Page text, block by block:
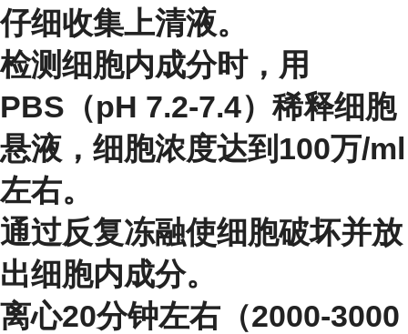
仔细收集上清液。
检测细胞内成分时，用
PBS（pH 7.2-7.4）稀释细胞
悬液，细胞浓度达到100万/ml
左右。
通过反复冻融使细胞破坏并放
出细胞内成分。
离心20分钟左右（2000-3000